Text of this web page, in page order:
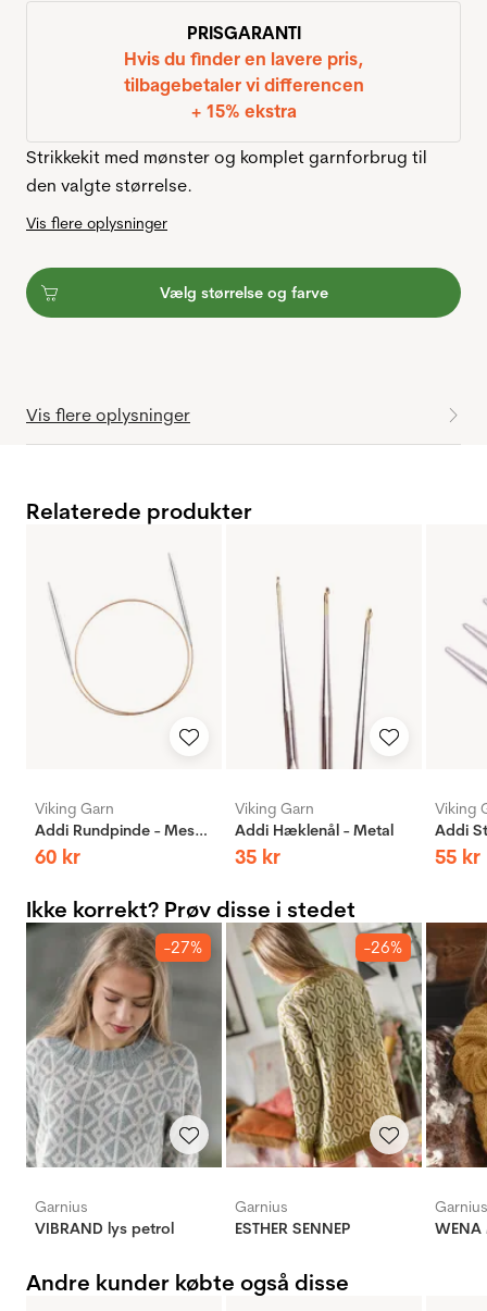
PRISGARANTI
Hvis du finder en lavere pris,
tilbagebetaler vi differencen
+ 15% ekstra
Strikkekit med mønster og komplet garnforbrug til
den valgte størrelse.
Vis flere oplysninger
Vælg størrelse og farve
Vis flere oplysninger
Relaterede produkter
Viking Garn
Addi Rundpinde - Messing
60 kr
Viking Garn
Addi Hæklenål - Metal
35 kr
Viking
55 kr
Ikke korrekt? Prøv disse i stedet
-27%
Garnius
VIBRAND lys petrol
-26%
Garnius
ESTHER SENNEP
Garnius
WENA
Andre kunder købte også disse